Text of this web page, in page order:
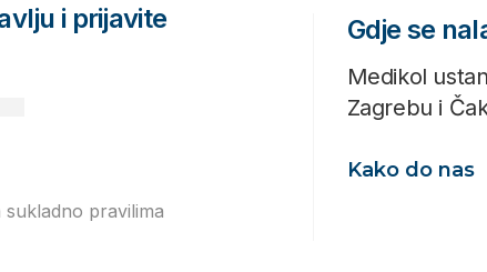
i prijavite
pravilima
Gdje se
Medikol
Zagrebu i
Kako do nas